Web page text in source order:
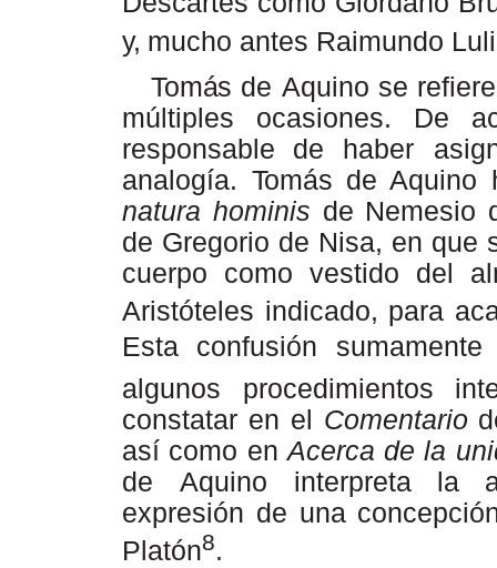
y, mucho antes Raimundo
Tomás de Aquino se refiere
múltiples ocasiones.
De
responsable
de haber
analogía. Tomás de Aquino
natura hominis de Nemesio
de Gregorio de Nisa, en que
cuerpo como vestido del
Aristóteles indicado, para
Esta confusión
algunos procedimientos
constatar en el Comentario
así como enAcerca de la
de
Aquino interpreta la
expresión de una
Platón8.